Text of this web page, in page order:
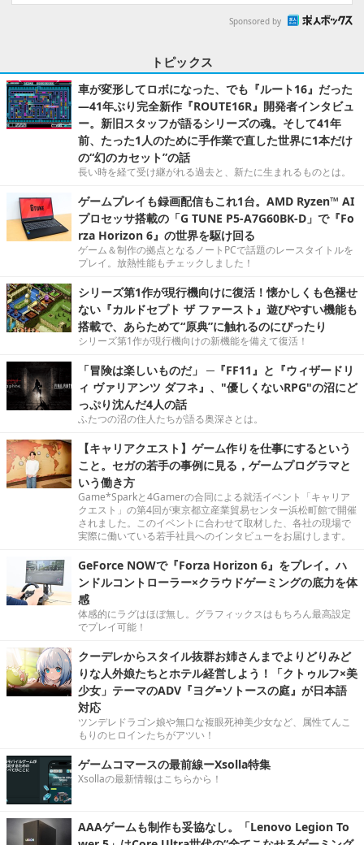
Sponsored by
トピックス
車が変形してロボになった、でも『ルート16』だった
―41年ぶり完全新作『ROUTE16R』開発者インタビュ
ー。新旧スタッフが語るシリーズの魂。そして41年
前、たった1人のために手作業で直した世界に1本だけ
の“幻のカセット”の話
長い時を経て受け継がれる過去と、新たに生まれるものとは。
ゲームプレイも録画配信もこれ1台。AMD Ryzen™ AI
プロセッサ搭載の「G TUNE P5-A7G60BK-D」で『Fo
rza Horizon 6』の世界を駆け回る
ゲーム＆制作の拠点となるノートPCで話題のレースタイトルを
プレイ。放熱性能もチェックしました！
シリーズ第1作が現行機向けに復活！懐かしくも色褪せ
ない『カルドセプト ザ ファースト』遊びやすい機能も
搭載で、あらためて“原典”に触れるのにぴったり
シリーズ第1作が現行機向けの新機能を備えて復活！
「冒険は楽しいものだ」 ─『FF11』と『ウィザードリ
ィ ヴァリアンツ ダフネ』、"優しくないRPG"の沼にど
っぷり沈んだ4人の話
ふたつの沼の住人たちが語る奥深さとは。
【キャリアクエスト】ゲーム作りを仕事にするという
こと。セガの若手の事例に見る，ゲームプログラマと
いう働き方
Game*Sparkと4Gamerの合同による就活イベント「キャリア
クエスト」の第4回が東京都立産業貿易センター浜松町館で開催
されました。このイベントに合わせて取材した、各社の現場で
実際に働いている若手社員へのインタビューをお届けします。
GeForce NOWで『Forza Horizon 6』をプレイ。ハ
ンドルコントローラー×クラウドゲーミングの底力を体
感
体感的にラグはほぼ無し。グラフィックスはもちろん最高設定
でプレイ可能！
クーデレからスタイル抜群お姉さんまでよりどりみど
りな人外娘たちとホテル経営しよう！「クトゥルフ×美
少女」テーマのADV『ヨグ=ソトースの庭』が日本語
対応
ツンデレドラゴン娘や無口な複眼死神美少女など、属性てんこ
もりのヒロインたちがアツい！
ゲームコマースの最前線ーXsolla特集
Xsollaの最新情報はこちらから！
AAAゲームも制作も妥協なし。「Lenovo Legion To